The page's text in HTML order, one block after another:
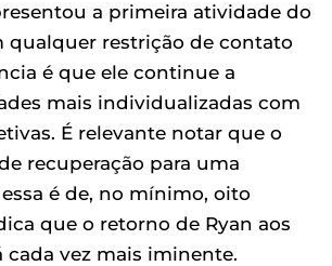
a primeira atividade do
qualquer restrição de contato
é que ele continue a
mais individualizadas com
É relevante notar que o
recuperação para uma
é de, no mínimo, oito
que o retorno de Ryan aos
cada vez mais iminente.